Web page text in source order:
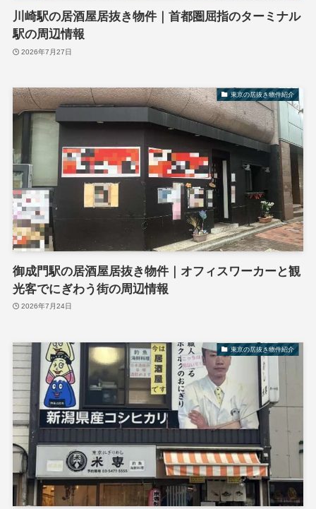
川崎駅の居酒屋居抜き物件｜首都圏屈指のターミナル
駅の周辺情報
2026年7月27日
東京の居抜き物件紹介
御成門駅の居酒屋居抜き物件｜オフィスワーカーと観
光客でにぎわう街の周辺情報
2026年7月24日
東京の居抜き物件紹介